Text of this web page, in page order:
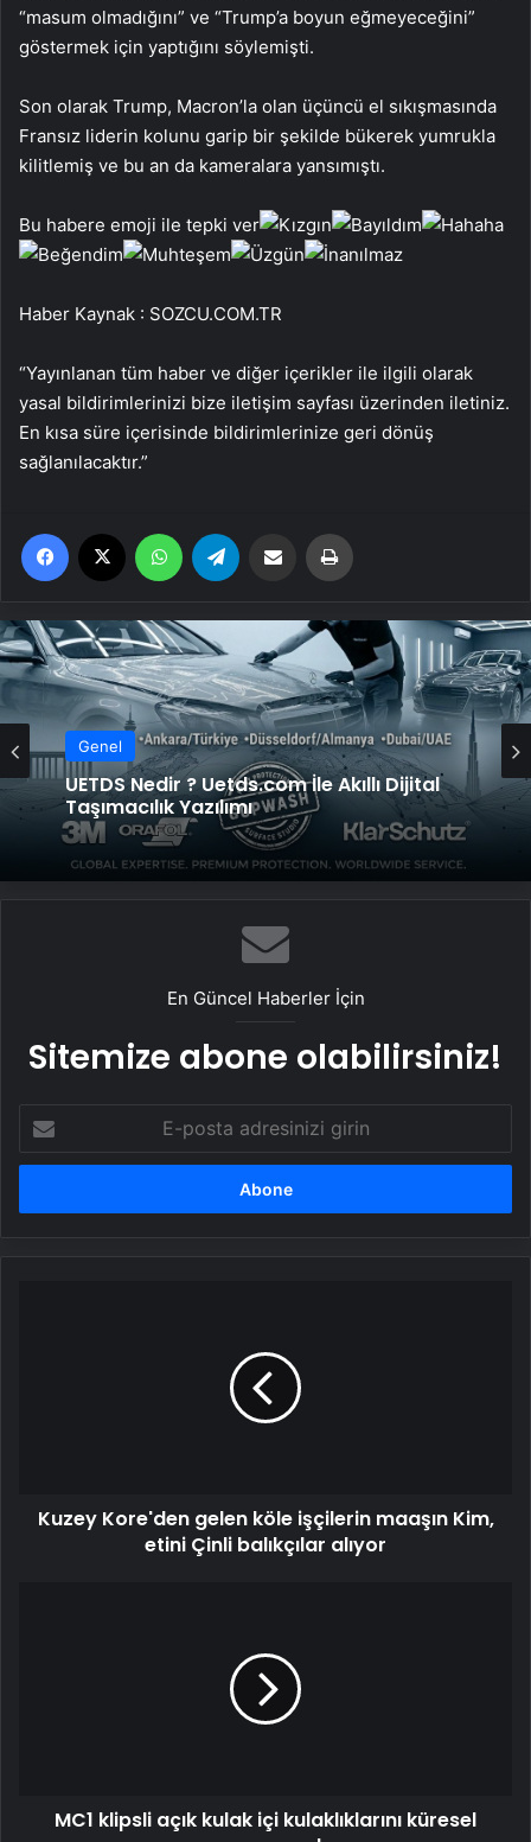
“masum olmadığını” ve “Trump’a boyun eğmeyeceğini”
göstermek için yaptığını söylemişti.
Son olarak Trump, Macron’la olan üçüncü el sıkışmasında
Fransız liderin kolunu garip bir şekilde bükerek yumrukla
kilitlemiş ve bu an da kameralara yansımıştı.
Bu habere emoji ile tepki ver
Haber Kaynak : SOZCU.COM.TR
“Yayınlanan tüm haber ve diğer içerikler ile ilgili olarak
yasal bildirimlerinizi bize iletişim sayfası üzerinden iletiniz.
En kısa süre içerisinde bildirimlerinize geri dönüş
sağlanılacaktır.”
Facebook WhatsApp Email'den paylaş
Genel
UETDS Nedir ? Uetds.com İle Akıllı Dijital
Taşımacılık Yazılımı
En Güncel Haberler İçin
Sitemize abone olabilirsiniz!
posta
adresinizi
balıkçılar
Kuzey Kore'den gelen köle işçilerin maaşın Kim,
etini Çinli balıkçılar alıyor
MC1 klipsli açık kulak içi kulaklıklarını küresel